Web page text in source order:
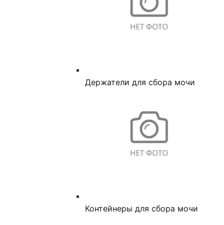
Держатели для сбора мочи
Контейнеры для сбора мочи